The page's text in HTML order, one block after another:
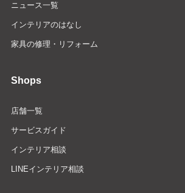
ニュース一覧
インテリアのはなし
家具の修理・リフォーム
Shops
店舗一覧
サービスガイド
インテリア相談
LINEインテリア相談